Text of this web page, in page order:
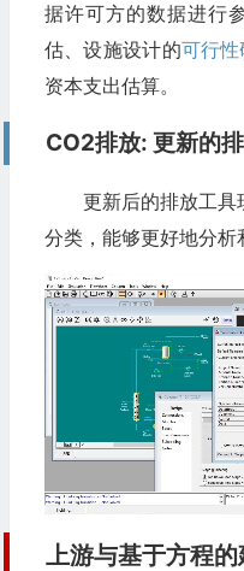
据许可方的数据进行
估、设施设计的可行性
资本支出估算。
CO2排放: 更新的
更新后的排放工
分类，能够更好地分析
上游与基于方程的